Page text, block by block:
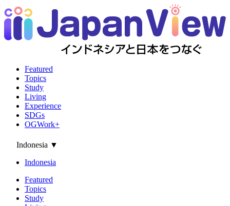
Featured
Topics
Study
Living
Experience
SDGs
OGWork+
Indonesia ▼
Indonesia
Featured
Topics
Study